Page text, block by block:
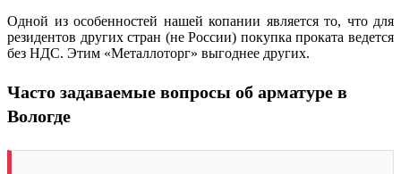
Одной из особенностей нашей копании является то, что для
резидентов других стран (не России) покупка проката ведется
без НДС. Этим «Металлоторг» выгоднее других.
Часто задаваемые вопросы об арматуре в
Вологде